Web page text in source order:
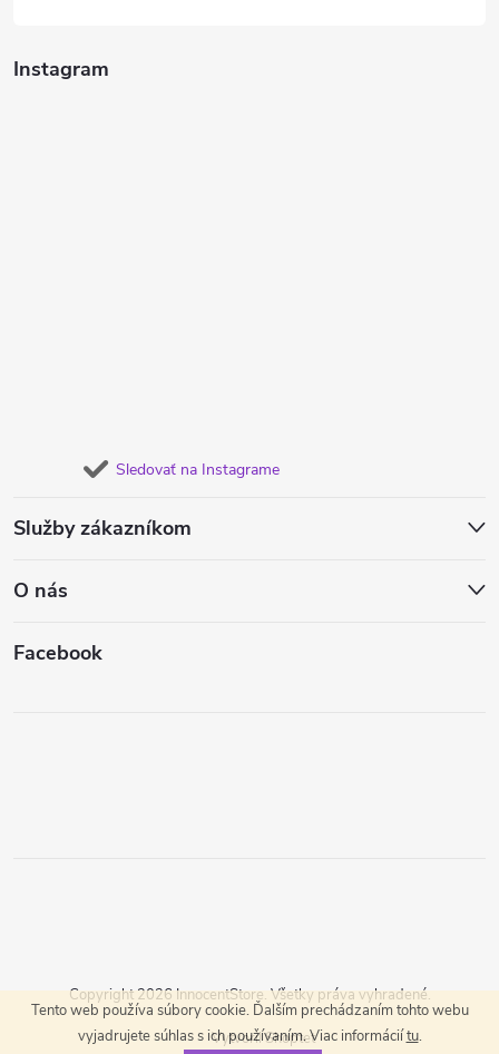
Tento web používa súbory cookie. Ďalším prechádzaním tohto webu
vyjadrujete súhlas s ich používaním. Viac informáciítu.
Instagram
Sledovať na Instagrame
Služby zákazníkom
O nás
Facebook
Vytvoril Shoptet
Copyright 2026 InnocentStore. Všetky práva vyhradené.